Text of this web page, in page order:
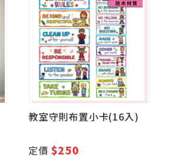
教室守則布置小卡(16入)
定價$250